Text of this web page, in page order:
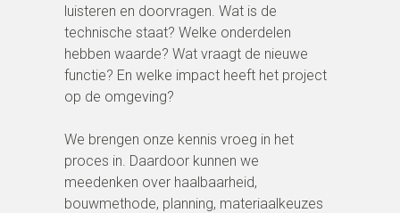
luisteren en doorvragen. Wat is de
technische staat? Welke onderdelen
hebben waarde? Wat vraagt de nieuwe
functie? En welke impact heeft het project
op de omgeving?
We brengen onze kennis vroeg in het
proces in. Daardoor kunnen we
meedenken over haalbaarheid,
bouwmethode, planning, materiaalkeuzes